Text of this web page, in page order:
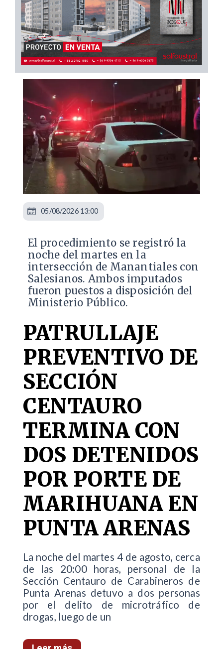
​El procedimiento se registró la
noche del martes en la
intersección de Manantiales con
Salesianos. Ambos imputados
fueron puestos a disposición del
Ministerio Público.
PATRULLAJE
PREVENTIVO DE
SECCIÓN
CENTAURO
TERMINA CON
DOS DETENIDOS
POR PORTE DE
MARIHUANA EN
PUNTA ARENAS
La noche del martes 4 de agosto, cerca
de las 20:00 horas, personal de la
Sección Centauro de Carabineros de
Punta Arenas detuvo a dos personas
por el delito de microtráfico de
drogas, luego de un
05/08/2026 13:00